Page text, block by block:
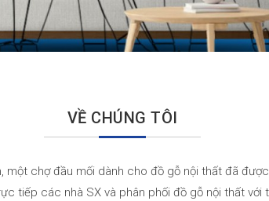
VỀ CHÚNG TÔI
một chợ đầu mối dành cho đồ gỗ nội thất đã
tiếp các nhà SX và phân phối đồ gỗ nội thất